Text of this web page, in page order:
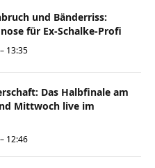
und Bänderriss:
für Ex-Schalke-Profi
13:35
Das Halbfinale am
Mittwoch live im
12:46